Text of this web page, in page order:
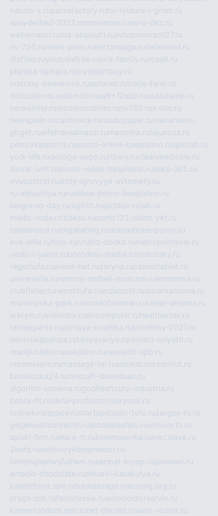
naruto-x.rupursefactory.rutor-lyubov-i-grom.ru
spayderhed-2022.ru movieone.ruevro-dez.ru
webamator.ru ma-absolut1.ruavtopomosch27.ru
nv-750.ru news-plain.ru nertansaga.rudelanalad.ru
dizfiles.ruyoutubefree.ruaria-family.ru roadli.ru
planeta-samara.ru mysmartbuy.ru
matrasy-kemerovo.ruashanet.rutrade-farm.ru
dotcustoms.rudomizbrusa9x12spb.ruautodamp.ru
narasimha.rudjcommodities.ru nv750.rux-ton.ru
newsplain.rucardvoice.ru modopaper.ru manunae.ru
gbget.rualfeihavsalnassr.ru madoma.rutajuncos.ru
petrovkasports.ruporno-online-besplatno.rusplclub.ru
york-life.rudoroga-expo.ru ribery.rucleanmedicine.ru
slovar-ivrit.ruporno-video-besplatno.ruseks-365.ru
ovucontrol.rusloty-igrovyye-avtomaty.ru
ru-industriya.ru russkoe-porno-besplatno.ru
belgorod-day.rudigilith.rupichkurovlab.ru
medic-today.rutaksu.rucomp123.rudon-ykt.ru
teensvoice.ru imgsharing.rudomashnee-porno.ru
eva-elfie.rufoto-tur.rubiz-doska.ru metropoltravel.ru
veslo-i-yakor.ruborodino-media.ru rostotsky.ru
regionufa.ruweiss-bet.ruzaryna.rucasinotablet.ru
universalia.ru remont-mebeli-moscow.rutermomur.ru
clubfisher.ru remstirufa.ruerdamchi.rudoramamama.ru
muraviovka-park.ruworldofwoman.ruclean-dreams.ru
arkrym.rukristinita.rudircomputer.ru healthenter.ru
textexperts.rupivnaya-kruzhka.rukinofilmy-2021.ru
demolalapaluza.rutanyavanya.ru remstir-tolyatti.ru
msdip.ru jdol.rusokolovr.ru newtech-spb.ru
rezemkleim.ru massage-tai.ruseonub.ruzvonitut.ru
biolisichka24.ru mncraft-download.ru
algoritm-sistema.rugodflesh.ru ru-industria.ru
zebra-tlt.ruokna-proficom.ruerynok.ru
onlinekinospace.rustartupstudio-fefu.ruzarges-ru.ru
gegenjustizunrecht.ruautobalashov.ruutrovortu.ru
spiski-firm.ruelara-m.rukinomusorka.ru mkcslava.ru
2bets.ruvintovoykompressor.ru
birminghamvsfulham.rusarmat-komp.rupioneeri.ru
amadis-chocolate.rushkurki-karakulya.ru
kanotiforet.spb.rututmassage.ruecolog.org.ru
praga.spb.rufalcorussia.ruautodoctorservis.ru
kamertondom.spb.ru net-life.net.ruavto-vozim.ru